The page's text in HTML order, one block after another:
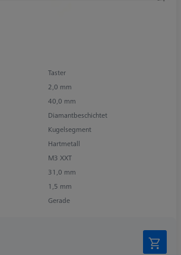
Taster
2,0 mm
40,0 mm
Diamantbeschichtet
Kugelsegment
Hartmetall
M3 XXT
31,0 mm
1,5 mm
Gerade